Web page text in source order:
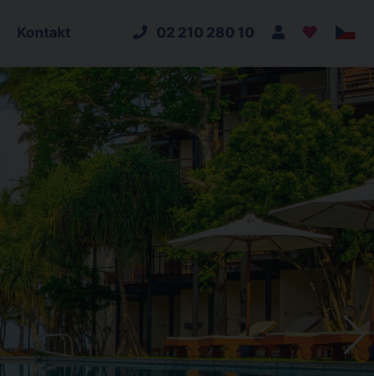
Kontakt 02 210 280 10